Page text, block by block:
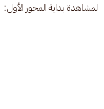
لمشاهدة بداية المحور الأول: